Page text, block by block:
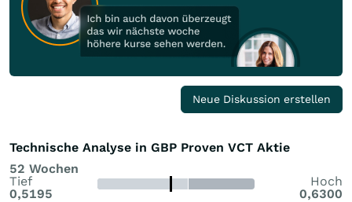
Neue Diskussion erstellen
Technische Analyse in GBP Proven VCT Aktie
52 Wochen
Tief
0,5195
Hoch
0,6300